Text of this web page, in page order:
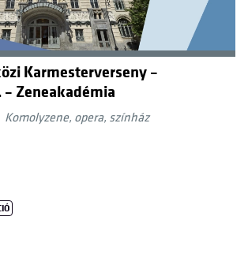
Karmesterverseny –
– Zeneakadémia
Komolyzene, opera, színház